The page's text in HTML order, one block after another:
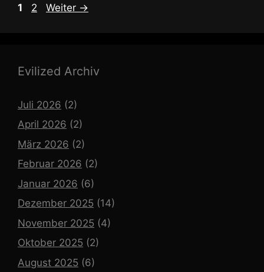
Seite
1 Seite
2 Weiter →
Evilized Archiv
Juli 2026 (2)
April 2026 (2)
März 2026 (2)
Februar 2026 (2)
Januar 2026 (6)
Dezember 2025 (14)
November 2025 (4)
Oktober 2025 (2)
August 2025 (6)